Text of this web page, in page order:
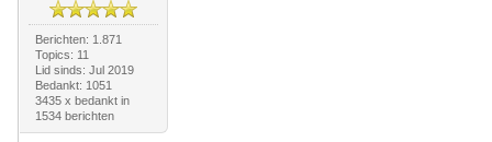
Berichten: 1.871
Topics: 11
Lid sinds: Jul 2019
Bedankt: 1051
3435 x bedankt in
1534 berichten